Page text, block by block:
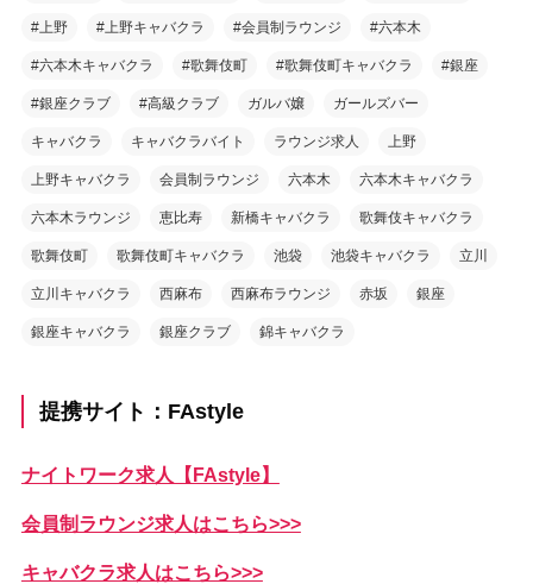
#上野 #上野キャバクラ #会員制ラウンジ #六本木
#六本木キャバクラ #歌舞伎町 #歌舞伎町キャバクラ #銀座
#銀座クラブ #高級クラブ ガルバ嬢 ガールズバー
キャバクラ キャバクラバイト ラウンジ求人 上野
上野キャバクラ 会員制ラウンジ 六本木 六本木キャバクラ
六本木ラウンジ 恵比寿 新橋キャバクラ 歌舞伎キャバクラ
歌舞伎町 歌舞伎町キャバクラ 池袋 池袋キャバクラ 立川
立川キャバクラ 西麻布 西麻布ラウンジ 赤坂 銀座
銀座キャバクラ 銀座クラブ 錦キャバクラ
提携サイト：FAstyle
ナイトワーク求人【FAstyle】
会員制ラウンジ求人はこちら>>>
キャバクラ求人はこちら>>>